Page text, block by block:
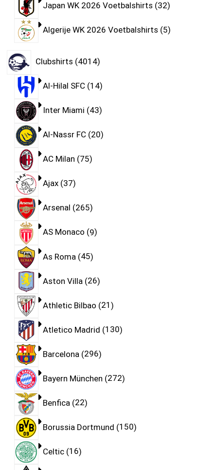
Japan WK 2026 Voetbalshirts 32
Algerije WK 2026 Voetbalshirts 5
Clubshirts 4014
Al-Hilal SFC 14
Inter Miami 43
Al-Nassr FC 20
AC Milan 75
Ajax 37
Arsenal 265
AS Monaco 9
As Roma 45
Aston Villa 26
Athletic Bilbao 21
Atletico Madrid 130
Barcelona 296
Bayern München 272
Benfica 22
Borussia Dortmund 150
Celtic 16